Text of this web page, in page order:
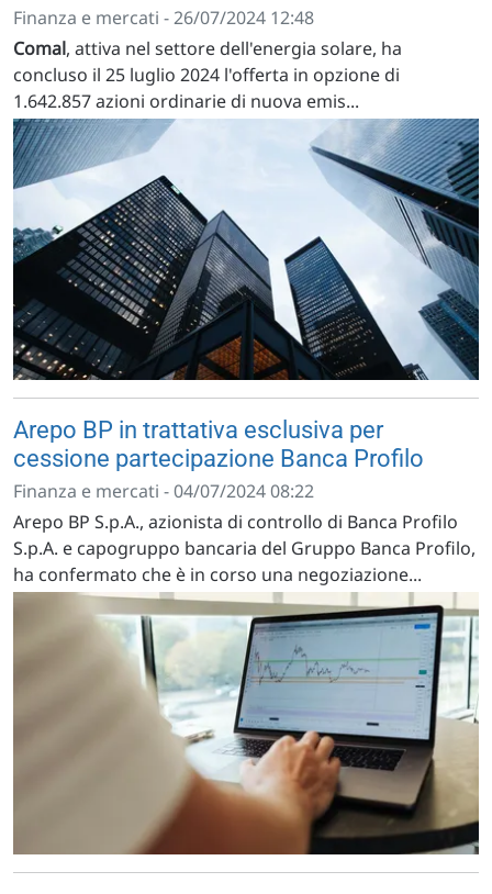
Finanza e mercati - 26/07/2024 12:48
Comal, attiva nel settore dell'energia solare, ha
concluso il 25 luglio 2024 l'offerta in opzione di
1.642.857 azioni ordinarie di nuova emis...
Arepo BP in trattativa esclusiva per
cessione partecipazione Banca Profilo
Finanza e mercati - 04/07/2024 08:22
Arepo BP S.p.A., azionista di controllo di Banca Profilo
S.p.A. e capogruppo bancaria del Gruppo Banca Profilo,
ha confermato che è in corso una negoziazione...